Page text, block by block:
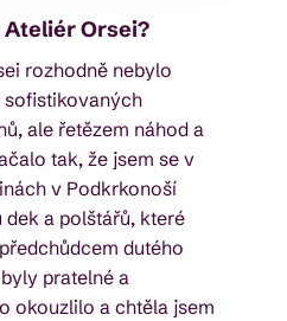
Orsei?
rozhodně nebylo
ale řetězem náhod a
tak, že jsem se v
v Podkrkonoší
a polštářů, které
dutého
pratelné a
okouzlilo a chtěla jsem